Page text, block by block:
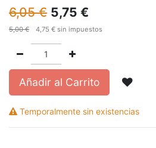
6,05€ 5,75 €
5,00€ 4,75 € sin impuestos
Añadir al Carrito
Temporalmente sin existencias